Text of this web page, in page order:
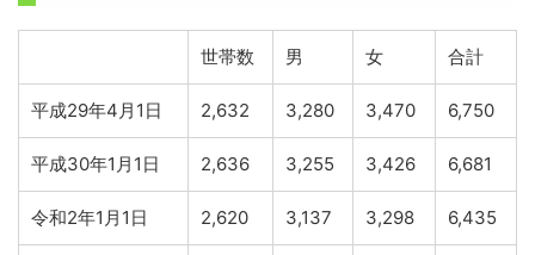
世帯数 男 女 合計
平成29年4月1日 2,632 3,280 3,470 6,750
平成30年1月1日 2,636 3,255 3,426 6,681
令和2年1月1日 2,620 3,137 3,298 6,435